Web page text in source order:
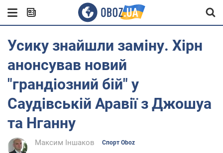
Усику знайшли заміну. Хірн
анонсував новий
"грандіозний бій" у
Саудівській Аравії з Джошуа
та Нганну
Максим Іншаков Спорт Oboz